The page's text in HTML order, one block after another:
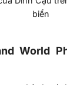
biển
World